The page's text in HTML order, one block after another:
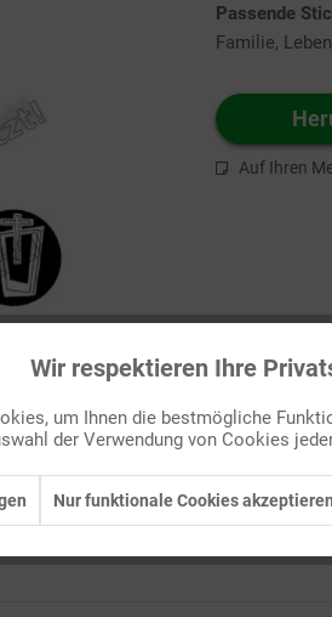
Passende
Familie,
Auf Ihren
Wir respektieren Ihre
um Ihnen die bestmögliche
der Verwendung von Cookies
Nur funktionale Cookies akzeptieren